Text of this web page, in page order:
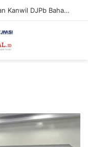
Perkuat Ekonomi Biru, DKP Sulbar dan Kanwil DJPb Bahas Pengawalan Program Strategis Kelautan dan Perikanan